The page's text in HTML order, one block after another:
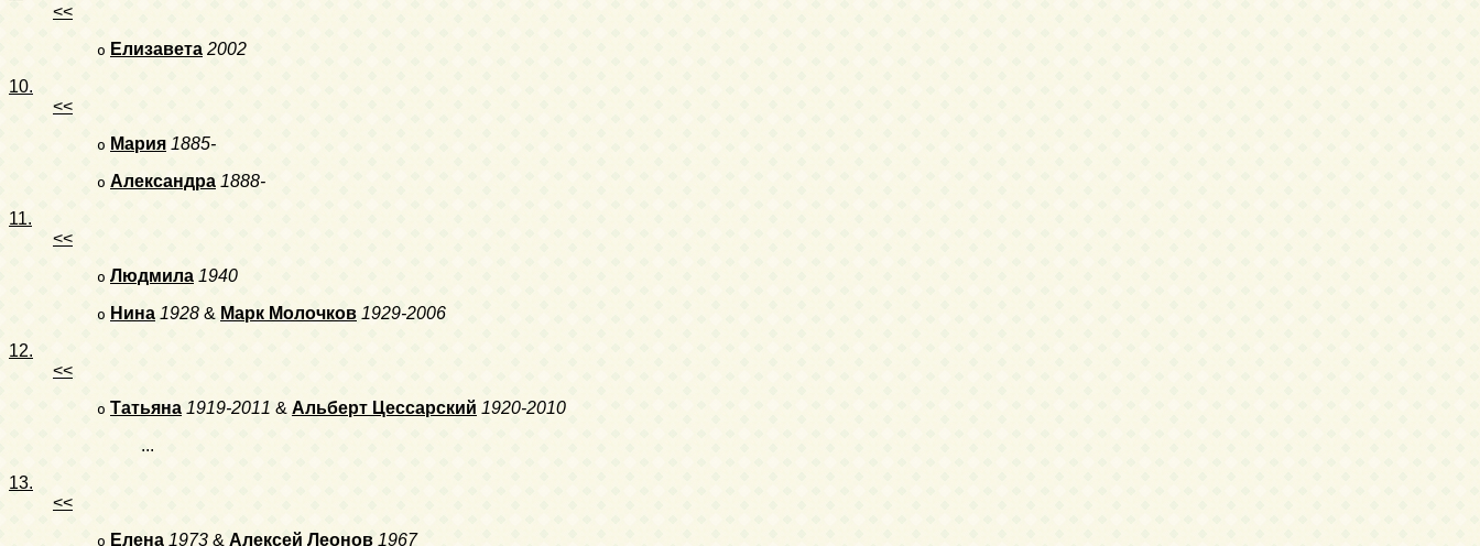
<<
o Елизавета 2002
10.
<<
o Мария 1885-
o Александра 1888-
11.
<<
o Людмила 1940
o Нина 1928 & Марк Молочков 1929-2006
12.
<<
o Татьяна 1919-2011 & Альберт Цессарский 1920-2010
...
13.
<<
o Елена 1973 & Алексей Леонов 1967